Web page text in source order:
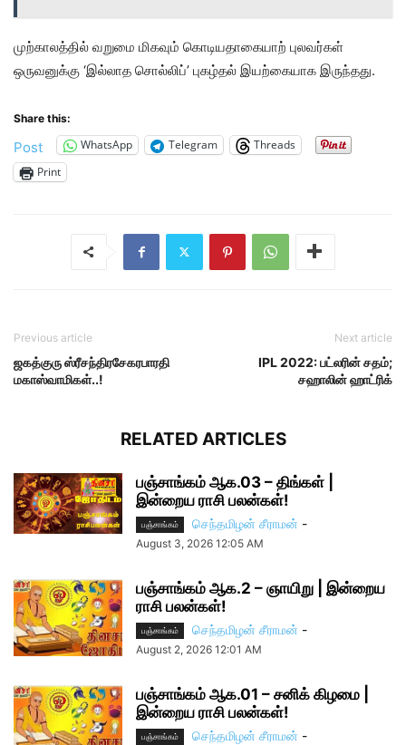
முற்காலத்தில் வறுமை மிகவும் கொடியதாகையாற் புலவர்கள்
ஒருவனுக்கு ‘இல்லாத சொல்லிப்’ புகழ்தல் இயற்கையாக இருந்தது.
Share this:
Post WhatsApp Telegram
Threads
Print
Previous article
ஜகத்குரு ஸ்ரீசந்திரசேகரபாரதி
மகாஸ்வாமிகள்..!
Next article
IPL 2022: பட்லரின் சதம்;
சஹாலின் ஹாட்ரிக்
RELATED ARTICLES
பஞ்சாங்கம் ஆக.03 – திங்கள் |
இன்றைய ராசி பலன்கள்!
பஞ்சாங்கம் செந்தமிழன் சீராமன் -
August 3, 2026 12:05 AM
பஞ்சாங்கம் ஆக.2 – ஞாயிறு | இன்றைய
ராசி பலன்கள்!
பஞ்சாங்கம் செந்தமிழன் சீராமன் -
August 2, 2026 12:01 AM
பஞ்சாங்கம் ஆக.01 – சனிக் கிழமை |
இன்றைய ராசி பலன்கள்!
பஞ்சாங்கம் செந்தமிழன் சீராமன் -